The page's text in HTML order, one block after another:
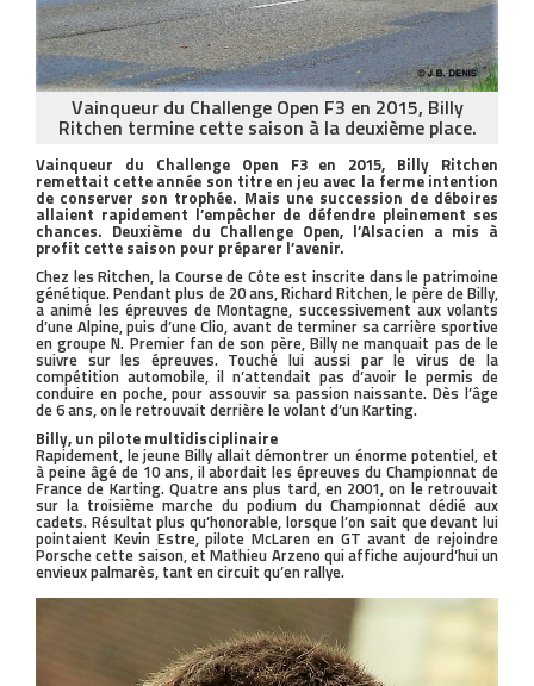
Vainqueur du Challenge Open F3 en 2015, Billy
Ritchen termine cette saison à la deuxième place.
Vainqueur du Challenge Open F3 en 2015, Billy Ritchen
remettait cette année son titre en jeu avec la ferme intention
de conserver son trophée. Mais une succession de déboires
allaient rapidement l’empêcher de défendre pleinement ses
chances. Deuxième du Challenge Open, l’Alsacien a mis à
profit cette saison pour préparer l’avenir.
Chez les Ritchen, la Course de Côte est inscrite dans le patrimoine
génétique. Pendant plus de 20 ans, Richard Ritchen, le père de Billy,
a animé les épreuves de Montagne, successivement aux volants
d’une Alpine, puis d’une Clio, avant de terminer sa carrière sportive
en groupe N. Premier fan de son père, Billy ne manquait pas de le
suivre sur les épreuves. Touché lui aussi par le virus de la
compétition automobile, il n’attendait pas d’avoir le permis de
conduire en poche, pour assouvir sa passion naissante. Dès l’âge
de 6 ans, on le retrouvait derrière le volant d’un Karting.
Billy, un pilote multidisciplinaire
Rapidement, le jeune Billy allait démontrer un énorme potentiel, et
à peine âgé de 10 ans, il abordait les épreuves du Championnat de
France de Karting. Quatre ans plus tard, en 2001, on le retrouvait
sur la troisième marche du podium du Championnat dédié aux
cadets. Résultat plus qu’honorable, lorsque l’on sait que devant lui
pointaient Kevin Estre, pilote McLaren en GT avant de rejoindre
Porsche cette saison, et Mathieu Arzeno qui affiche aujourd’hui un
envieux palmarès, tant en circuit qu’en rallye.